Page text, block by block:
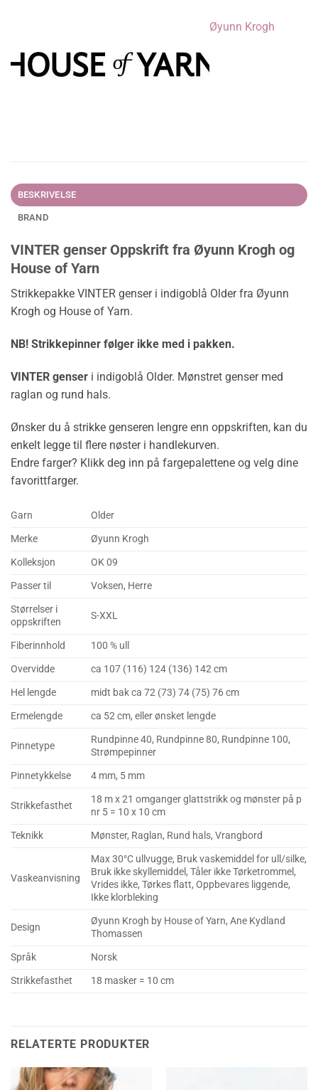
Øyunn Krogh
BESKRIVELSE
BRAND
VINTER genser Oppskrift fra Øyunn Krogh og
House of Yarn
Strikkepakke VINTER genser i indigoblå Older fra Øyunn
Krogh og House of Yarn.
NB! Strikkepinner følger ikke med i pakken.
VINTER genser i indigoblå Older. Mønstret genser med
raglan og rund hals.
Ønsker du å strikke genseren lengre enn oppskriften, kan du
enkelt legge til flere nøster i handlekurven.
Endre farger? Klikk deg inn på fargepalettene og velg dine
favorittfarger.
Garn
Older
Merke
Øyunn Krogh
Kolleksjon
OK 09
Passer til
Voksen, Herre
Størrelser i
oppskriften
S-XXL
Fiberinnhold
100 % ull
Overvidde
ca 107 (116) 124 (136) 142 cm
Hel lengde
midt bak ca 72 (73) 74 (75) 76 cm
Ermelengde
ca 52 cm, eller ønsket lengde
Pinnetype
Rundpinne 40, Rundpinne 80, Rundpinne 100,
Strømpepinner
Pinnetykkelse
4 mm, 5 mm
Strikkefasthet
18 m x 21 omganger glattstrikk og mønster på p
nr 5 = 10 x 10 cm
Teknikk
Mønster, Raglan, Rund hals, Vrangbord
Vaskeanvisning
Max 30°C ullvugge, Bruk vaskemiddel for ull/silke,
Bruk ikke skyllemiddel, Tåler ikke Tørketrommel,
Vrides ikke, Tørkes flatt, Oppbevares liggende,
Ikke klorbleking
Design
Øyunn Krogh by House of Yarn, Ane Kydland
Thomassen
Språk
Norsk
Strikkefasthet
18 masker = 10 cm
RELATERTE PRODUKTER